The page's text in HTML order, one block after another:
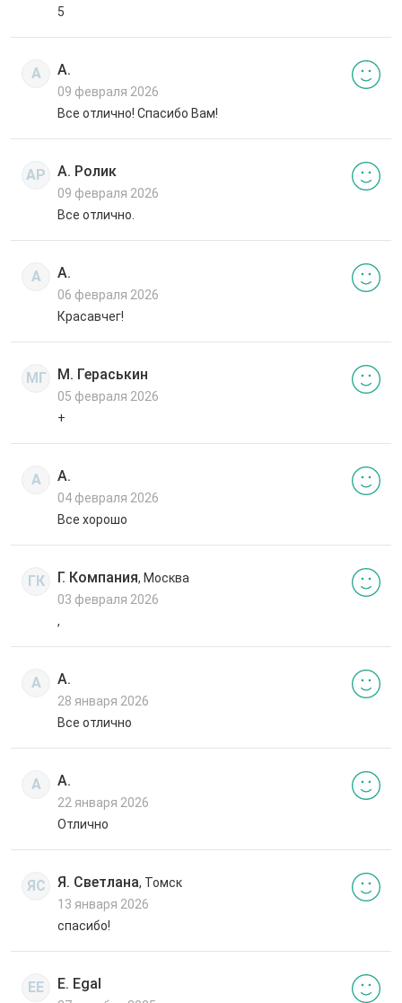
5
А А.
09 февраля 2026
Все отлично! Спасибо Вам!
АР А. Ролик
09 февраля 2026
Все отлично.
А А.
06 февраля 2026
Красавчег!
МГ М. Гераськин
05 февраля 2026
+
А А.
04 февраля 2026
Все хорошо
ГК Г. Компания, Москва
03 февраля 2026
,
А А.
28 января 2026
Все отлично
А А.
22 января 2026
Отлично
ЯС Я. Светлана, Томск
13 января 2026
спасибо!
EE E. Egal